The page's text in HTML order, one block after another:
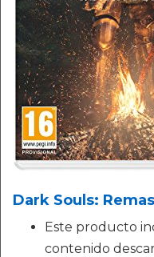
Dark Souls:
Este producto
contenido